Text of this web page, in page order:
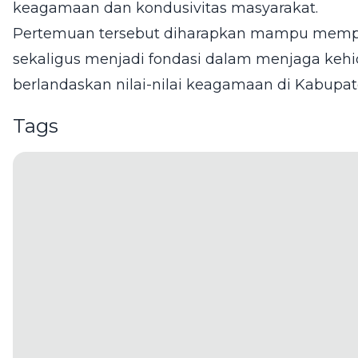
keagamaan dan kondusivitas masyarakat.
Pertemuan tersebut diharapkan mampu
sekaligus menjadi fondasi dalam menjaga
berlandaskan nilai-nilai keagamaan di
Tags